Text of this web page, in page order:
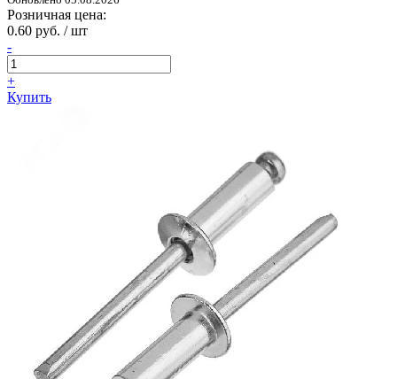
Розничная цена:
0.60 руб. / шт
-
+
Купить